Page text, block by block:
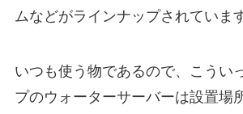
ムなどがラインナップされています
いつも使う物であるので、こうい
プのウォーターサーバーは設置場